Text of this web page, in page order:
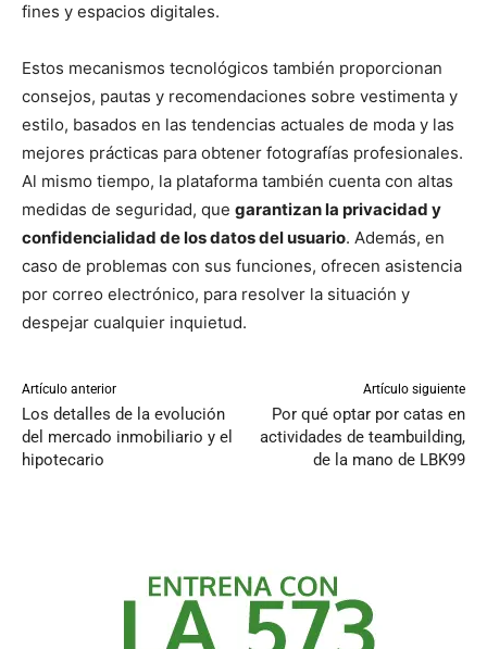
fines y espacios digitales.
Estos mecanismos tecnológicos también proporcionan
consejos, pautas y recomendaciones sobre vestimenta y
estilo, basados en las tendencias actuales de moda y las
mejores prácticas para obtener fotografías profesionales.
Al mismo tiempo, la plataforma también cuenta con altas
medidas de seguridad, que garantizan la privacidad y
confidencialidad de los datos del usuario. Además, en
caso de problemas con sus funciones, ofrecen asistencia
por correo electrónico, para resolver la situación y
despejar cualquier inquietud.
Artículo anterior
Los detalles de la evolución
del mercado inmobiliario y el
hipotecario
Artículo siguiente
Por qué optar por catas en
actividades de teambuilding,
de la mano de LBK99